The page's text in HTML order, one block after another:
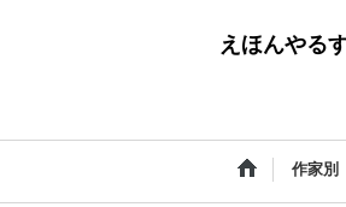
えほんやる
作家別